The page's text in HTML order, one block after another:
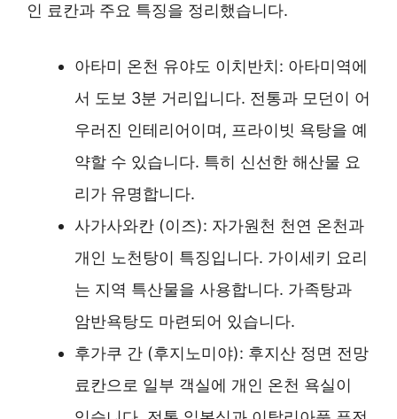
인 료칸과 주요 특징을 정리했습니다.
아타미 온천 유야도 이치반치: 아타미역에
서 도보 3분 거리입니다. 전통과 모던이 어
우러진 인테리어이며, 프라이빗 욕탕을 예
약할 수 있습니다. 특히 신선한 해산물 요
리가 유명합니다.
사가사와칸 (이즈): 자가원천 천연 온천과
개인 노천탕이 특징입니다. 가이세키 요리
는 지역 특산물을 사용합니다. 가족탕과
암반욕탕도 마련되어 있습니다.
후가쿠 간 (후지노미야): 후지산 정면 전망
료칸으로 일부 객실에 개인 온천 욕실이